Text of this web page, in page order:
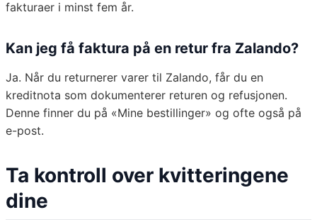
fakturaer i minst fem år.
Kan jeg få faktura på en retur fra Zalando?
Ja. Når du returnerer varer til Zalando, får du en
kreditnota som dokumenterer returen og refusjonen.
Denne finner du på «Mine bestillinger» og ofte også på
e-post.
Ta kontroll over kvitteringene
dine